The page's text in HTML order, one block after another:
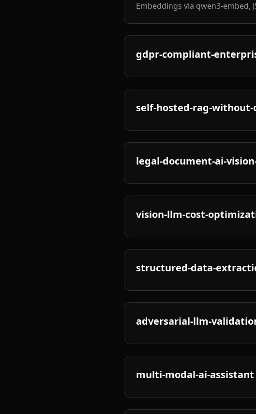
Embeddings via qwen3-embed,
gdpr-compliant-
self-hosted-rag-without-
legal-document-ai-
vision-llm-cost-
structured-data-
adversarial-llm-
multi-modal-ai-assistant